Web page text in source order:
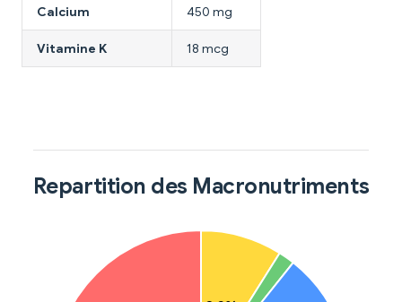
Calcium 450 mg
Vitamine K 18 mcg
Repartition des Macronutriments